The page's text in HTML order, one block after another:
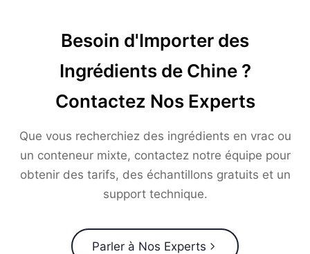
Besoin d'Importer des
Ingrédients de Chine ?
Contactez Nos Experts
Que vous recherchiez des ingrédients en vrac ou
un conteneur mixte, contactez notre équipe pour
obtenir des tarifs, des échantillons gratuits et un
support technique.
Parler à Nos Experts